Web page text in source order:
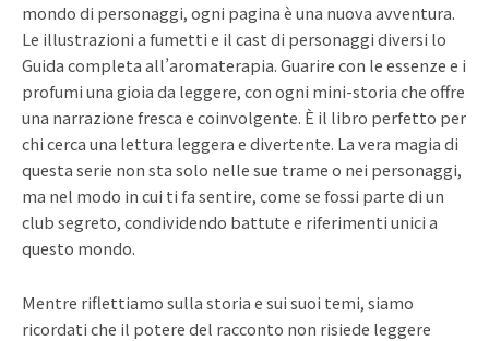
mondo di personaggi, ogni pagina è una nuova avventura.
Le illustrazioni a fumetti e il cast di personaggi diversi lo
Guida completa all’aromaterapia. Guarire con le essenze e i
profumi una gioia da leggere, con ogni mini-storia che offre
una narrazione fresca e coinvolgente. È il libro perfetto per
chi cerca una lettura leggera e divertente. La vera magia di
questa serie non sta solo nelle sue trame o nei personaggi,
ma nel modo in cui ti fa sentire, come se fossi parte di un
club segreto, condividendo battute e riferimenti unici a
questo mondo.
Mentre riflettiamo sulla storia e sui suoi temi, siamo
ricordati che il potere del racconto non risiede leggere